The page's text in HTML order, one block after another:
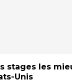
stages les
Unis